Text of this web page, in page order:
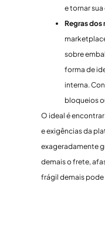
e tornar
Regras dos
sobre
forma de
interna.
bloqueios
O ideal é
e exigências da
exageradamente
demais o frete,
frágil demais pode